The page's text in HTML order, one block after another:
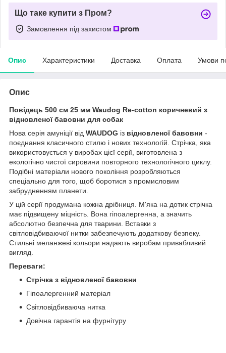
Що таке купити з Пром?
Замовлення під захистом
Опис Характеристики Доставка Оплата Умови
Опис
Повідець 500 cм 25 мм Waudog Re-cotton коричневий з
відновленої бавовни для собак
Нова серія амуніції від WAUDOG із відновленої бавовни -
поєднання класичного стилю і нових технологій. Стрічка, яка
використовується у виробах цієї серії, виготовлена з
екологічно чистої сировини повторного технологічного циклу.
Подібні матеріали нового покоління розробляються
спеціально для того, щоб боротися з промисловим
забрудненням планети.
У цій серії продумана кожна дрібниця. М'яка на дотик стрічка
має підвищену міцність. Вона гіпоалергенна, а значить
абсолютно безпечна для тварини. Вставки з
світловідбиваючої нитки забезпечують додаткову безпеку.
Стильні меланжеві кольори надають виробам привабливий
вигляд.
Переваги:
Стрічка з відновленої бавовни
Гіпоалергенний матеріал
Світловідбиваюча нитка
Довічна гарантія на фурнітуру